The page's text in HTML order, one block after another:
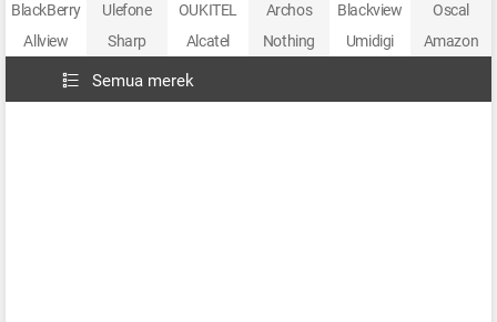
BlackBerry
Ulefone OUKITEL Archos Blackview
Oscal
Allview
Sharp Alcatel Nothing Umidigi Amazon
Semua merek